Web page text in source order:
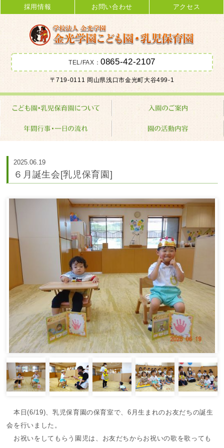
金光学園こども園･乳児保育園 学校
法人 金光学園
採用情報 お問い合わせ アクセス
TEL/FAX：0865-42-2107
〒719-0111 岡山県浅口市金光町大谷499-1
2025.06.19
６月誕生会[乳児保育園]
本日(6/19)、乳児保育園の保育室で、6月生まれのお友だちの誕生
会を行いました。
お祝いをしてもらう園児は、お友だちからお祝いの歌を歌っても